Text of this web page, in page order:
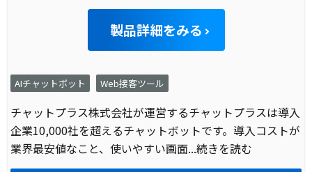
製品詳細をみる
AIチャットボット Web接客ツール
チャットプラス株式会社が運営するチャットプラスは導入
企業10,000社を超えるチャットボットです。導入コストが
業界最安値なこと、使いやすい画面...続きを読む